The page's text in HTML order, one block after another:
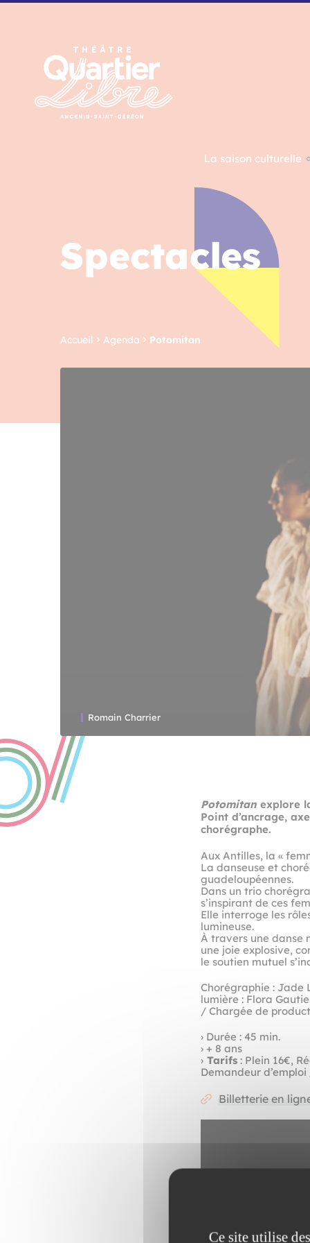
La saison culturelle
Spectacles
Accueil Agenda Potomitan
Romain Charrier
Potomitan explore
Point d’ancrage,
chorégraphe.
Aux Antilles, la «
La danseuse et
guadeloupéennes.
Dans un trio
s’inspirant de ces
Elle interroge les
lumineuse.
À travers une danse
une joie explosive,
le soutien mutuel
Chorégraphie : Jade
lumière : Flora
/ Chargée de
› Durée : 45 min.
› + 8 ans
› Tarifs : Plein 16€,
Demandeur d’emploi
Billetterie en
Panneau de gestion des cookies
Ce site utilise